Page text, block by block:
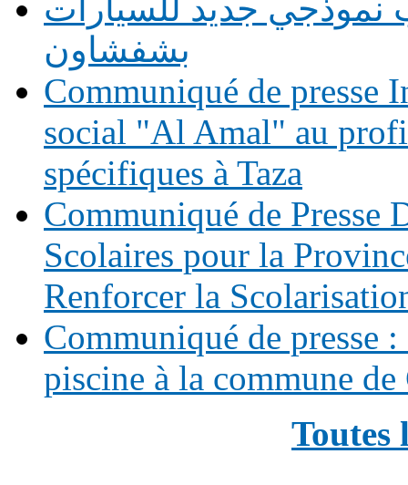
نموذجي جديد للسيارات
بشفشاون
Communiqué de presse
social "Al Amal" au
spécifiques à Taza
Communiqué de
Scolaires pour la
Renforcer la
Communiqué de presse
piscine à la commune de
Toutes